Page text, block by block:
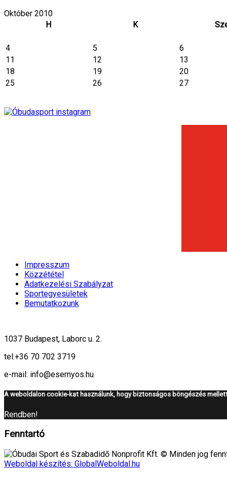
Október 2010
H
K
4 5
6
11
12
13
18
19
20
25
26 27
Impresszum
Közzététel
Adatkezelési Szabályzat
Sportegyesületek
Bemutatkozunk
1037 Budapest, Laborc u. 2.
tel:+36 70 702 3719
e-mail: info@esernyos.hu
A weboldalon cookie-kat használunk, hogy biztonságos böngészés
Rendben!
Fenntartó
Óbudai Sport és Szabadidő Nonprofit Kft. © Minden jog
Weboldal készítés: GlobalWeboldal.hu